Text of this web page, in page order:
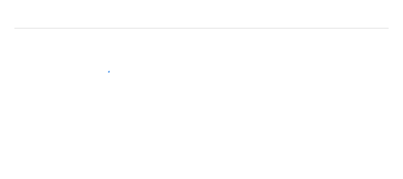
Sertai hos seperti anda